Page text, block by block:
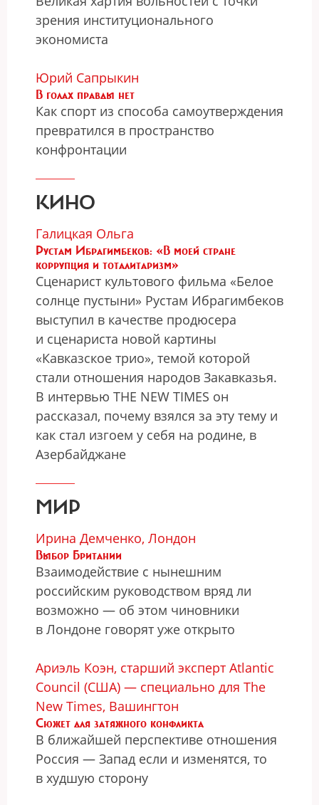
зрения институционального
экономиста
Юрий Сапрыкин
В голах правды нет
Как спорт из способа самоутверждения
превратился в пространство
конфронтации
КИНО
Галицкая Ольга
Рустам Ибрагимбеков: «В моей стране
коррупция и тоталитаризм»
Сценарист культового фильма «Белое
солнце пустыни» Рустам Ибрагимбеков
выступил в качестве продюсера
и сценариста новой картины
«Кавказское трио», темой которой
стали отношения народов Закавказья.
В интервью THE NEW TIMES он
рассказал, почему взялся за эту тему и
как стал изгоем у себя на родине, в
Азербайджане
МИР
Ирина Демченко, Лондон
Выбор Британии
Взаимодействие с нынешним
российским руководством вряд ли
возможно — об этом чиновники
в Лондоне говорят уже открыто
Ариэль Коэн, старший эксперт Atlantic
Council (CША) — специально для The
New Times, Вашингтон
Cюжет для затяжного конфликта
В ближайшей перспективе отношения
Россия — Запад если и изменятся, то
в худшую сторону